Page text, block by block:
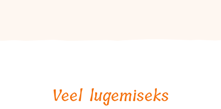
Veel lugemiseks